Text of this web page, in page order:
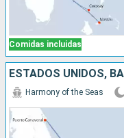
Comidas incluidas
ESTADOS UNIDOS,
Harmony of the Seas